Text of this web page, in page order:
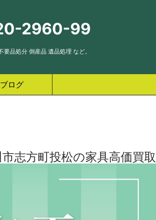
2960-99
品処分 倒産品 遺品処理 など。
ブログ
志方町投松の家具高価買取